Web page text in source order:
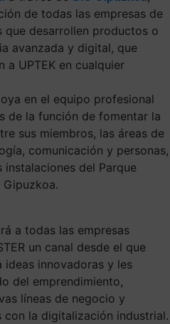
de todas las empresas de
desarrollen productos o
avanzada y digital, que
a UPTEK en cualquier
en el equipo profesional
de la función de fomentar la
sus miembros, las áreas de
comunicación y personas,
instalaciones del Parque
a todas las empresas
un canal desde el que
innovadoras y les
del emprendimiento,
líneas de negocio y
la digitalización industrial.